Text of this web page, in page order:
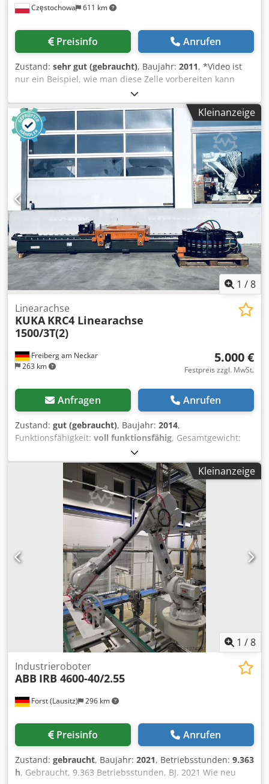
Częstochowa 611 km
Preisinfo Anrufen
Zustand: sehr gut (gebraucht), Baujahr: 2011, *Video ist
nur ein Beispiel, wie man diese Zelle vorbereiten kann
Zelle mit Schleifroboter Kuka KR 180 Dodpfx Afsg
Saqvomock Schleifzelle Berger 2012 (Außenschleifen A1) -
Gesamtgewicht ca. 6300 kg - Abmessungen von der Zelle:
ca. 4650 x 2400 x 3100 mm 6-Achsen Roboter Kuka KR 180
R2500 Extra - Baujahr 2011 - Steuerung KRC 4 - zusätzliche
Achse (7. Achse) Bandschleifstation BSS10 - max.
Riemenabmessungen 3500 x 30 mm - max.
Kontaktscheibendurchmesser 200 mm - Motorleistung 4
kW 2 x Polierstationen, - Polierscheibendurchmesser 350 -
600 mm - Leistung 5,5 kW Greiferwechselschrank
BandfördererInteroll Automation GmbH - Gesamtlänge ca.
2000 mm - Bandbreite ca. 440 mm Wir haben 4 solche
Zellen.
Kleinanzeige
1 /8
Freiberg am Neckar
263 km
Linearachse
KUKA KRC4 Linearachse
1500/3T(2)
5.000 €
Festpreis zzgl. MwSt.
Anfragen Anrufen
Zustand: gut (gebraucht), Baujahr: 2014,
Funktionsfähigkeit: voll funktionsfähig, Gesamtgewicht:
, KUKA KRC4 Linearachse 1500/3T Artikelnummer:
8143983 Seriennummer: 143983 Dodpfx Afevzxg Temjck
Die KUKA KRC4 Linearachse ist eine hochpräzise und
robuste Bewegungseinheit, die sich ideal für industrielle
Anwendungen eignet. Sie gewährleistet eine exakte
Steuerung der Bewegungsabläufe und spielt eine zentrale
Rolle in Automatisierungsprozessen sowie
Robotiksystemen innerhalb der Fertigung. Ihre stabile
Konstruktion sorgt für eine kontinuierlich zuverlässige
Leistung, selbst in anspruchsvollsten Einsatzbereichen.
Kleinanzeige
1 /8
Forst (Lausitz) 296 km
Industrieroboter
ABB IRB 4600-40/2.55
Preisinfo Anrufen
Zustand: gebraucht, Baujahr: 2021, Betriebsstunden: 9.363
h, Gebraucht, 9.363 Betriebsstunden, BJ. 2021 Wie neu